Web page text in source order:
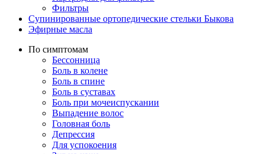
Фильтры
Супинированные ортопедические стельки Быкова
Эфирные масла
По симптомам
Бессонница
Боль в колене
Боль в спине
Боль в суставах
Боль при мочеиспускании
Выпадение волос
Головная боль
Депрессия
Для успокоения